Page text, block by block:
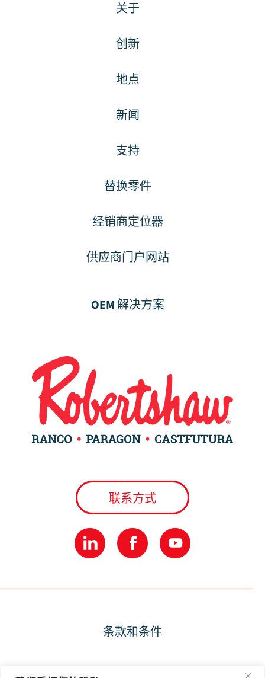
关于
创新
地点
新闻
支持
替换零件
经销商定位器
供应商门户网站
OEM 解决方案
联系方式
条款和条件